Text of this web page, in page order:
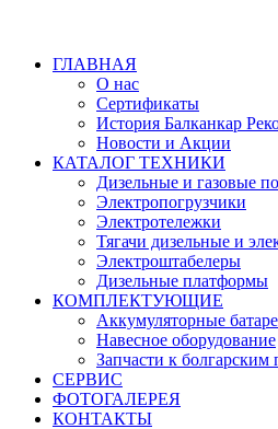
ГЛАВНАЯ
О нас
Сертификаты
История Балканкар
Новости и Акции
КАТАЛОГ ТЕХНИКИ
Дизельные и газовые
Электропогрузчики
Электротележки
Тягачи дизельные и
Электроштабелеры
Дизельные платформы
КОМПЛЕКТУЮЩИЕ
Аккумуляторные
Навесное оборудование
Запчасти к болгарским
СЕРВИС
ФОТОГАЛЕРЕЯ
КОНТАКТЫ